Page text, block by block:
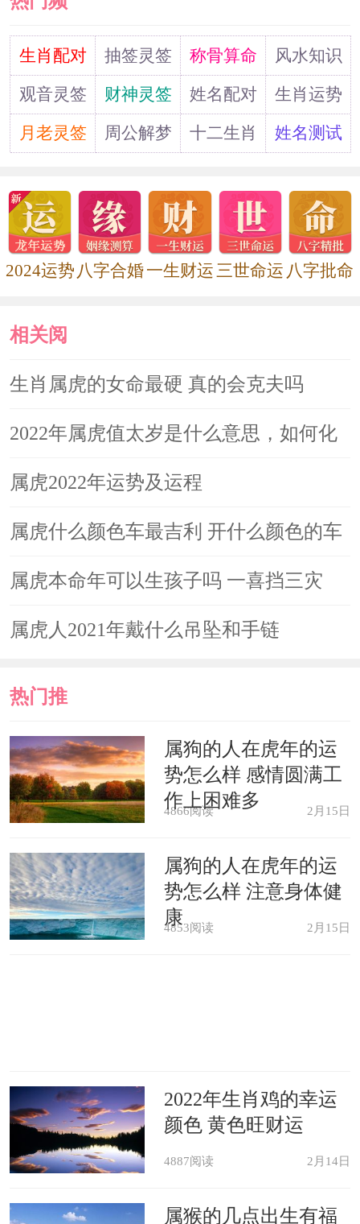
也没有什么意义，不如各自过好自己的
生活，看看最后到底是谁离不开谁。
属虎2022年运势及运程
忌
2022年属虎值太岁是什么意思，如
2022年犯太岁的生肖如何化解 虎年
犯太岁的生肖
道生肖配对 抽签灵签 称骨算命
风水知识
观音灵签
财神灵签 姓名配对
生肖运势
月老灵签
周公解梦 十二生肖 姓名测试
2024运势 八字合婚一生财运三世命运 八字批命
相关阅
读
生肖属虎的女命最硬 真的会克夫吗
2022年属虎值太岁是什么意思，如何化
解
属虎2022年运势及运程
属虎什么颜色车最吉利 开什么颜色的车
最好
属虎本命年可以生孩子吗 一喜挡三灾
属虎人2021年戴什么吊坠和手链
热门推
荐
属狗的人在虎年的运
势怎么样 感情圆满工
作上困难多
4866阅读 2月15日
属狗的人在虎年的运
势怎么样 注意身体健
康
4853阅读 2月15日
2022年生肖鸡的幸运
颜色 黄色旺财运
4887阅读 2月14日
属猴的几点出生有福